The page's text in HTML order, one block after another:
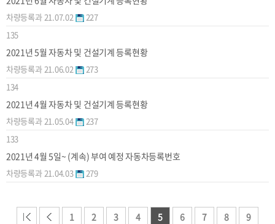
차량등록과 21.07.02
227
135
2021년 5월 자동차 및 건설기계 등록현황
차량등록과 21.06.02
273
134
2021년 4월 자동차 및 건설기계 등록현황
차량등록과 21.05.04
237
133
2021년 4월 5일~ (계속) 부여 예정 자동차등록번호
차량등록과 21.04.03 279
1 2 3 4 5 6 7 8
9